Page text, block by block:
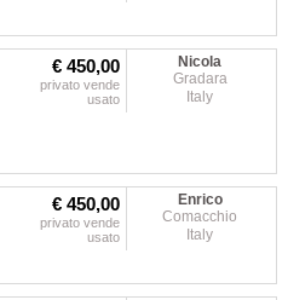
€ 450,00
privato vende
usato
Nicola
Gradara
Italy
€ 450,00
privato vende
usato
Enrico
Comacchio
Italy